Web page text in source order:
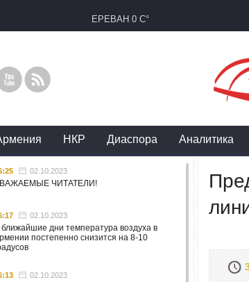
ЕРЕВАН 0 C°
НКР Диаспора Аналитика
02.10.2023
ЧИТАТЕЛИ!
02.10.2023
ближайшие дни температура воздуха в
постепенно снизится на 8-10
02.10.2023